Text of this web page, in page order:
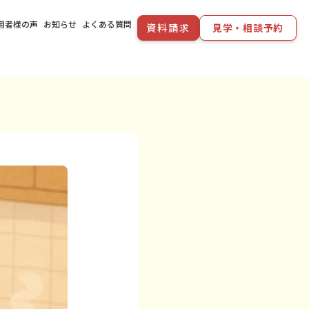
者様の声 お知らせ よくある質問 資料請求 見学・相談予約